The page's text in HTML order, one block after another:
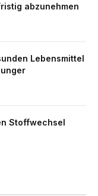
abzunehmen
Lebensmittel
Stoffwechsel